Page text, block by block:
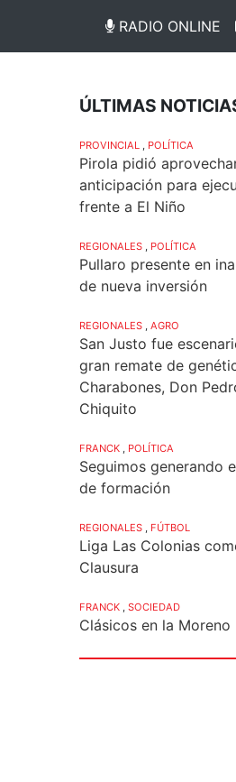
RADIO ONLINE
ÚLTIMAS
PROVINCIAL POLÍTICA
Pirola pidió
anticipación para
frente a El Niño
REGIONALES POLÍTICA
Pullaro presente en
de nueva inversión
REGIONALES AGRO
San Justo fue
gran remate de
Charabones, Don
Chiquito
FRANCK POLÍTICA
Seguimos generando
de formación
REGIONALES FÚTBOL
Liga Las Colonias
Clausura
FRANCK SOCIEDAD
Clásicos en la Moreno